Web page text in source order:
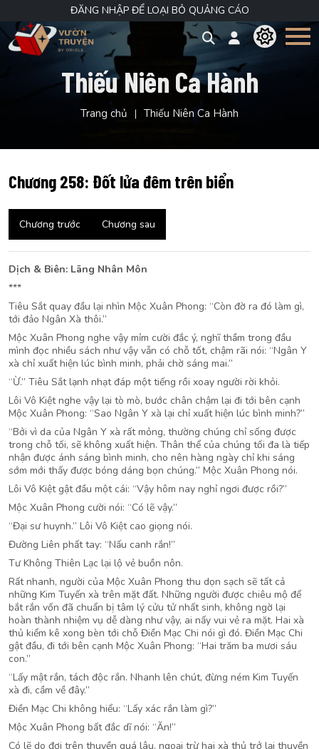
ĐĂNG NHẬP ĐỂ LOẠI BỎ QUẢNG CÁO
Thiếu Niên Ca Hành
Trang chủ Thiếu Niên Ca Hành
Chương 258: Đốt lửa đêm trên biển
Chương trước Chương sau
Dịch & Biên: Lãng Nhân Môn
***
Tiêu Sắt quay đầu lại nhìn Mộc Xuân Phong: “Còn đờ ra đó làm gì,
tới đảo Ngân Xà thôi.”
Mộc Xuân Phong nghe vậy mỉm cười đắc ý, nghĩ thầm trong đầu
mình đọc nhiều sách như vậy vẫn có chỗ tốt, chậm rãi nói: “Ngân Y
xà chỉ xuất hiện lúc bình minh, phải chờ sáng mai.”
“Ừ.” Tiêu Sắt lạnh nhạt đáp một tiếng rồi xoay người rời khỏi.
Lôi Vô Kiệt nghe vậy lại tò mò, bước chân chậm lại đi tới bên cạnh
Mộc Xuân Phong: “Sao Ngân Y xà lại chỉ xuất hiện lúc bình minh?”
“Bởi vì da của Ngân Y xà rất mỏng, thường chúng chỉ sống được
trong chỗ tối, sẽ không xuất hiện. Thân thể của chúng tối đa là tiếp
nhận được ánh sáng bình minh, cho nên hàng ngày chỉ khi sáng
sớm mới thấy được bóng dáng bọn chúng.” Mộc Xuân Phong nói.
Lôi Vô Kiệt gật đầu một cái: “Vậy hôm nay nghỉ ngơi được rồi?”
Mộc Xuân Phong cười nói: “Có lẽ vậy.”
“Đại sư huynh.” Lôi Vô Kiệt cao giọng nói.
Đường Liên phất tay: “Nấu canh rắn!”
Tư Không Thiên Lạc lại lộ vẻ buồn nôn.
Rất nhanh, người của Mộc Xuân Phong thu dọn sạch sẽ tất cả
những Kim Tuyến xà trên mặt đất. Những người được chiêu mộ để
bắt rắn vốn đã chuẩn bị tâm lý cửu tử nhất sinh, không ngờ lại
hoàn thành nhiệm vụ dễ dàng như vậy, ai nấy vui vẻ ra mặt. Hai xà
thủ kiểm kê xong bèn tới chỗ Điền Mạc Chi nói gì đó. Điền Mạc Chi
gật đầu, đi tới bên cạnh Mộc Xuân Phong: “Hai trăm ba mươi sáu
con.”
“Lấy mật rắn, tách độc rắn. Nhanh lên chút, đừng ném Kim Tuyến
xà đi, cầm về đây.”
Điền Mạc Chi không hiểu: “Lấy xác rắn làm gì?”
Mộc Xuân Phong bất đắc dĩ nói: “Ăn!”
Có lẽ do đợi trên thuyền quá lâu, ngoại trừ hai xà thủ trở lại thuyền